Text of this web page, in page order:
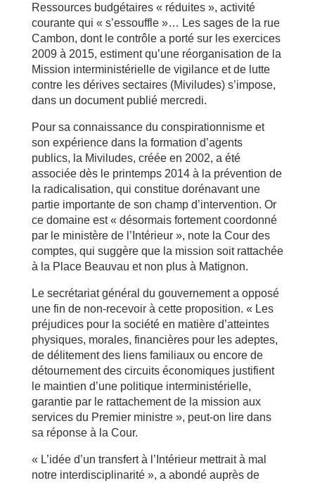
Ressources budgétaires « réduites », activité
courante qui « s’essouffle »… Les sages de la rue
Cambon, dont le contrôle a porté sur les exercices
2009 à 2015, estiment qu’une réorganisation de la
Mission interministérielle de vigilance et de lutte
contre les dérives sectaires (Miviludes) s’impose,
dans un document publié mercredi.
Pour sa connaissance du conspirationnisme et
son expérience dans la formation d’agents
publics, la Miviludes, créée en 2002, a été
associée dès le printemps 2014 à la prévention de
la radicalisation, qui constitue dorénavant une
partie importante de son champ d’intervention. Or
ce domaine est « désormais fortement coordonné
par le ministère de l’Intérieur », note la Cour des
comptes, qui suggère que la mission soit rattachée
à la Place Beauvau et non plus à Matignon.
Le secrétariat général du gouvernement a opposé
une fin de non-recevoir à cette proposition. « Les
préjudices pour la société en matière d’atteintes
physiques, morales, financières pour les adeptes,
de délitement des liens familiaux ou encore de
détournement des circuits économiques justifient
le maintien d’une politique interministérielle,
garantie par le rattachement de la mission aux
services du Premier ministre », peut-on lire dans
sa réponse à la Cour.
« L’idée d’un transfert à l’Intérieur mettrait à mal
notre interdisciplinarité », a abondé auprès de